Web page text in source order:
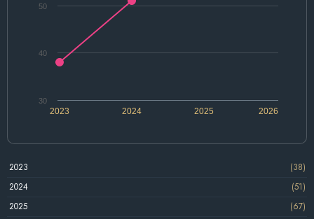
2024 2026
2023 2025
30
40
50
2023
(38)
2024
(51)
2025
(67)